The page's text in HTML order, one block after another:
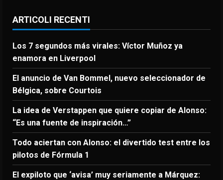
ARTICOLI RECENTI
Los 7 segundos más virales: Víctor Muñoz ya
enamora en Liverpool
El anuncio de Van Bommel, nuevo seleccionador de
Bélgica, sobre Courtois
La idea de Verstappen que quiere copiar de Alonso:
“Es una fuente de inspiración…”
Todo aciertan con Alonso: el divertido test entre los
pilotos de Fórmula 1
El expiloto que ‘avisa’ muy seriamente a Márquez: